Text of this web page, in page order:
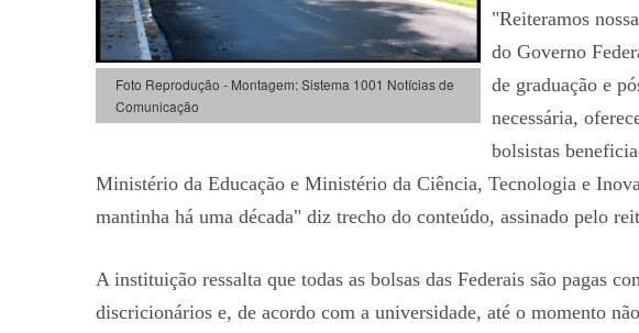
Foto Reprodução - Montagem: Sistema 1001 Notícias de
Comunicação
"Reiteramos
do Governo
de graduação e
necessária,
bolsistas
Ministério da Educação e Ministério da Ciência, Tecnologia e
mantinha há uma década" diz trecho do conteúdo, assinado pelo
A instituição ressalta que todas as bolsas das Federais são pagas
discricionários e, de acordo com a universidade, até o momento